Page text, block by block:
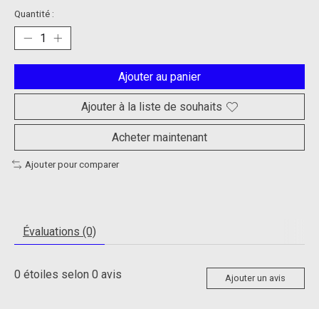
Quantité :
Ajouter au panier
Ajouter à la liste de souhaits
Acheter maintenant
Ajouter pour comparer
Évaluations (0)
0 étoiles selon 0 avis Ajouter un avis